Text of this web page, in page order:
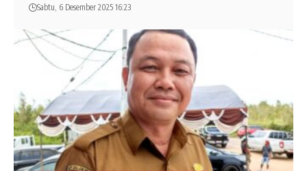
Sabtu, 6 Desember 2025 16:23